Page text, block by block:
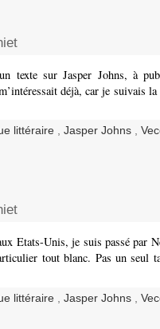
texte sur Jasper Johns, à
déjà, car je suivais la
littéraire , Jasper Johns ,
Etats-Unis, je suis passé par
tout blanc. Pas un seul
littéraire Jasper Johns